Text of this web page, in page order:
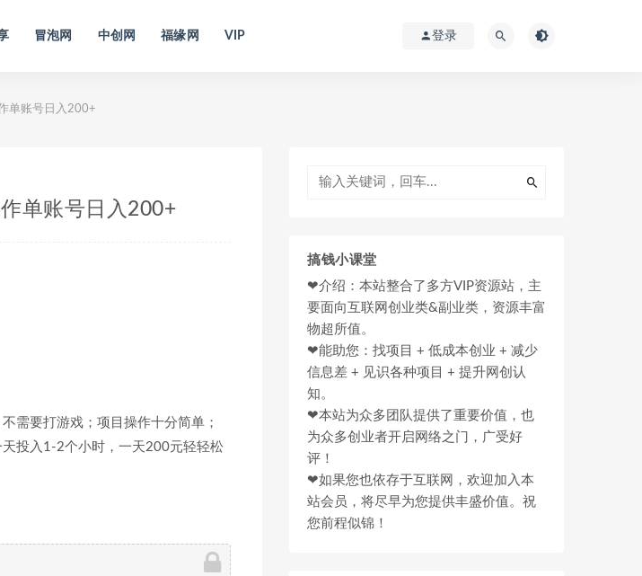
冒泡网 中创网 福缘网 VIP 登录
单账号日入200+
单账号日入200+
需要打游戏；项目操作十分简单；
投入1-2个小时，一天200元轻轻松
搞钱小课堂
❤介绍：本站整合了多方VIP资源站，主
要面向互联网创业类&副业类，资源丰富
物超所值。
❤能助您：找项目 + 低成本创业 + 减少
信息差 + 见识各种项目 + 提升网创认
知。
❤本站为众多团队提供了重要价值，也
为众多创业者开启网络之门，广受好
评！
❤如果您也依存于互联网，欢迎加入本
站会员，将尽早为您提供丰盛价值。祝
您前程似锦！